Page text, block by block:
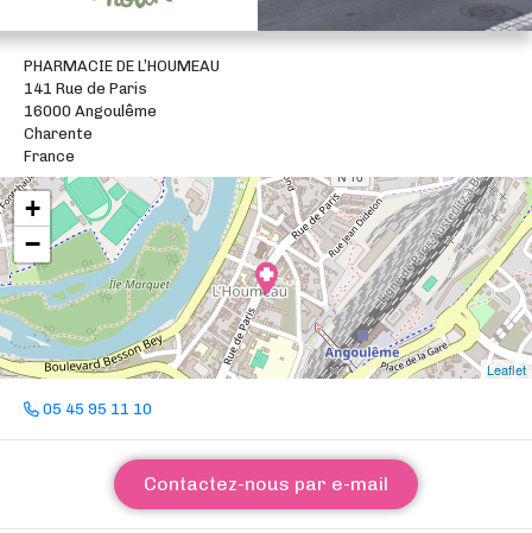
PHARMACIE DE L’HOUMEAU
141 Rue de Paris
16000 Angoulême
Charente
France
+
−
Leaflet
05 45 95 11 10
Contactez-nous par e-mail